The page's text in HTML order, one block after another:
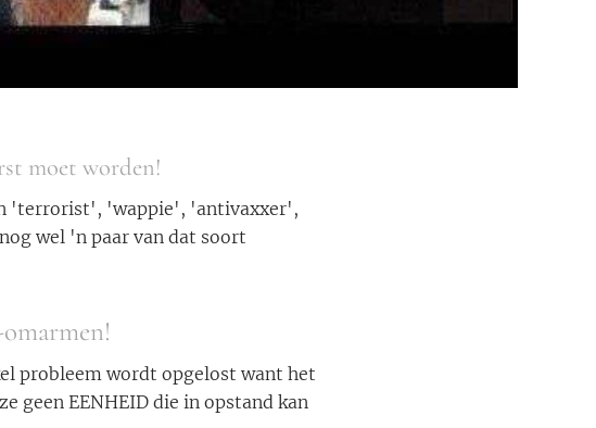
moet worden!
'terrorist', 'wappie', 'antivaxxer',
wel 'n paar van dat soort
probleem wordt opgelost want het
geen EENHEID die in opstand kan